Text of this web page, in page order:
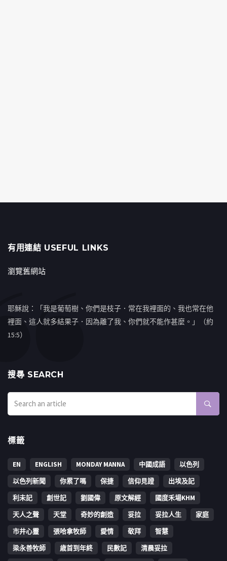
有用連結 USEFUL LINKS
瀏覽舊網站
耶穌說：「我是葡萄樹、你們是枝子．常在我裡面的、我也常在他
裡面、這人就多結果子．因為離了我、你們就不能作甚麼。」（約
15:5）
搜㝷 SEARCH
標籤
EN ENGLISH MONDAY MANNA 中國成語
以色列
以色列新聞
你累了嗎 保捷 信仰見證
出埃及記
利未記
創世記 劉國偉 原文解經
國度禾場KHM
天人之聲
天堂 奇妙的創造 妥拉 妥拉人生
家庭
市井心靈
張哈拿牧師 愛情 敬拜
智慧
梁永善牧師
歳首到年終 民數記
清晨妥拉